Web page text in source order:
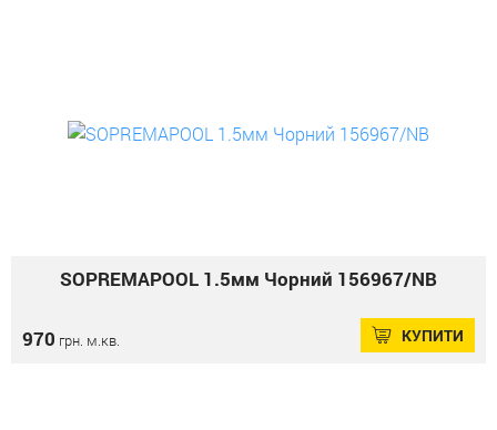
SOPREMAPOOL 1.5мм Чорний 156967/NB
970 грн. м.кв. КУПИТИ